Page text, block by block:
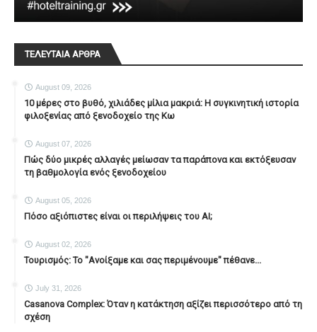
ΤΕΛΕΥΤΑΙΑ ΑΡΘΡΑ
August 09, 2026
10 μέρες στο βυθό, χιλιάδες μίλια μακριά: Η συγκινητική ιστορία
φιλοξενίας από ξενοδοχείο της Κω
August 07, 2026
Πώς δύο μικρές αλλαγές μείωσαν τα παράπονα και εκτόξευσαν
τη βαθμολογία ενός ξενοδοχείου
August 05, 2026
Πόσο αξιόπιστες είναι οι περιλήψεις του ΑΙ;
August 02, 2026
Τουρισμός: Το "Ανοίξαμε και σας περιμένουμε" πέθανε...
July 31, 2026
Casanova Complex: Όταν η κατάκτηση αξίζει περισσότερο από τη
σχέση